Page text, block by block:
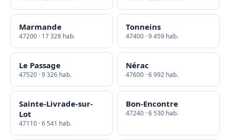
Marmande
47200 · 17 328 hab.
Tonneins
47400 · 9 459 hab.
Le Passage
47520 · 9 326 hab.
Nérac
47600 · 6 992 hab.
Sainte-Livrade-sur-
Lot
47110 · 6 541 hab.
Bon-Encontre
47240 · 6 530 hab.